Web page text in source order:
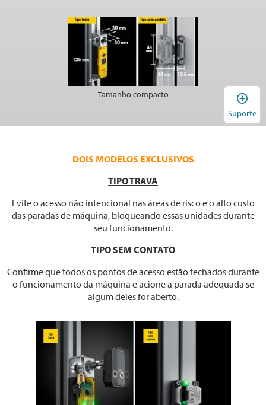
Tamanho compacto
DOIS MODELOS EXCLUSIVOS
TIPO TRAVA
Evite o acesso não intencional nas áreas de risco e o alto custo
das paradas de máquina, bloqueando essas unidades durante
seu funcionamento.
TIPO SEM CONTATO
Confirme que todos os pontos de acesso estão fechados durante
o funcionamento da máquina e acione a parada adequada se
algum deles for aberto.
Suporte